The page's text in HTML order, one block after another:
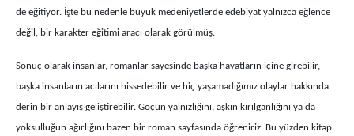
de eğitiyor. İşte bu nedenle büyük medeniyetlerde edebiyat yalnızca eğlence
değil, bir karakter eğitimi aracı olarak görülmüş.
Sonuç olarak insanlar, romanlar sayesinde başka hayatların içine girebilir,
başka insanların acılarını hissedebilir ve hiç yaşamadığımız olaylar hakkında
derin bir anlayış geliştirebilir. Göçün yalnızlığını, aşkın kırılganlığını ya da
yoksulluğun ağırlığını bazen bir roman sayfasında öğreniriz. Bu yüzden kitap